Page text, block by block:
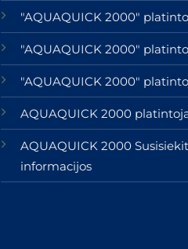
"AQUAQUICK 2000"
"AQUAQUICK 2000"
"AQUAQUICK 2000"
AQUAQUICK 2000
AQUAQUICK 2000
informacijos